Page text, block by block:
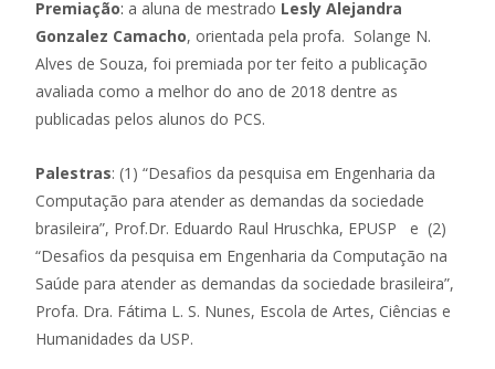
Premiação: a aluna de mestrado Lesly Alejandra
Gonzalez Camacho, orientada pela profa. Solange N.
Alves de Souza, foi premiada por ter feito a publicação
avaliada como a melhor do ano de 2018 dentre as
publicadas pelos alunos do PCS.
Palestras: (1) “Desafios da pesquisa em Engenharia da
Computação para atender as demandas da sociedade
brasileira”, Prof.Dr. Eduardo Raul Hruschka, EPUSP e (2)
“Desafios da pesquisa em Engenharia da Computação na
Saúde para atender as demandas da sociedade brasileira”,
Profa. Dra. Fátima L. S. Nunes, Escola de Artes, Ciências e
Humanidades da USP.